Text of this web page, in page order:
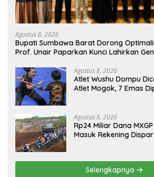
Agustus 8, 2026
Bupati Sumbawa Barat Dorong
Prof. Unair Paparkan Kunci Lahirkan
Agustus 8, 2026
Atlet Wushu Dompu
Atlet Mogok, 7 Emas
Agustus 8, 2026
Rp24 Miliar Dana
Masuk Rekening
Selengkapnya